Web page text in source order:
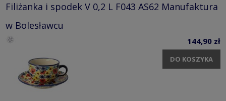
Filiżanka i spodek V 0,2 L F043 AS62 Manufaktura
w Bolesławcu
144,90 zł
DO KOSZYKA